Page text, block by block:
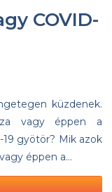
COVID-
küzdenek.
vagy éppen a
gyötör? Mik azok
éppen a…